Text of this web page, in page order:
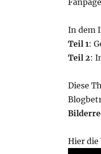
In dem
Teil 1:
Teil 2:
Diese
Hier die